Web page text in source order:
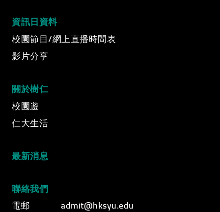
資訊日資料
校園節目/網上直播時間表
影片分享
關於樹仁
校園遊
仁大生活
最新消息
聯絡我們
電郵
admit@hksyu.edu